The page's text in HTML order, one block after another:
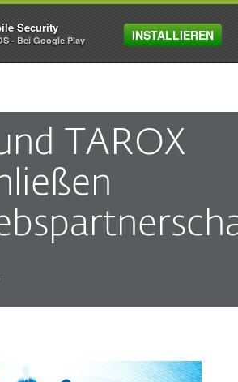
MENU
TAROX
Security
- Bei Google Play INSTALLIEREN